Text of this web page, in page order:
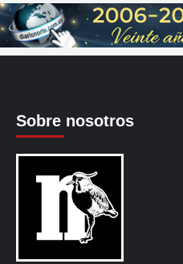
Sobre nosotros